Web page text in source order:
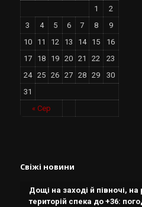
« Сер
1
2
3
4 5 6 7 8
9
10
11 12 13 14 15
16
17
18 19 20 21 22
23
24
25 26 27 28 29
30
31
Свіжі новини
Дощі на заході й півночі, на
територій спека до +36: